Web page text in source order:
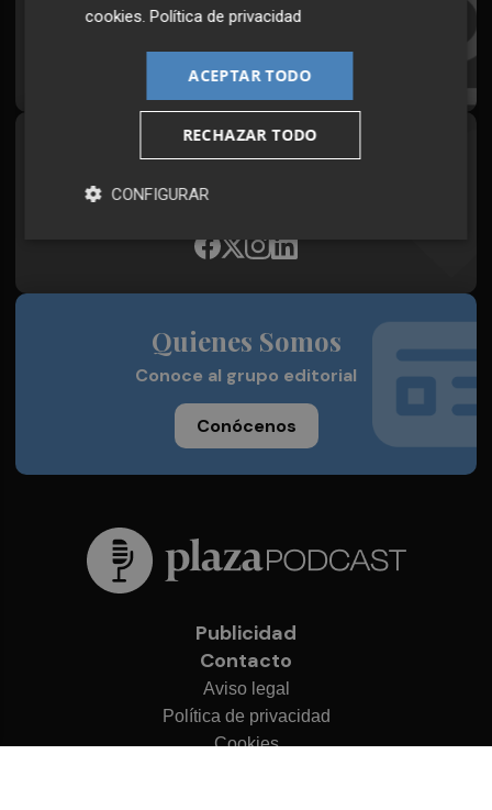
Todos los días a primera hora en tu email
Síguenos en redes
Plaza Podcast, desde cualquier medio
Quienes Somos
Conoce al grupo editorial
Conócenos
Publicidad
Contacto
Aviso legal
Política de privacidad
Cookies
cookies.Política de privacidad
ACEPTAR TODO
RECHAZAR TODO
CONFIGURAR